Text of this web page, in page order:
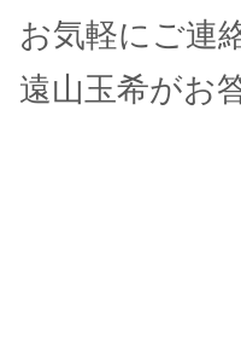
お気軽にご連
遠山玉希がお